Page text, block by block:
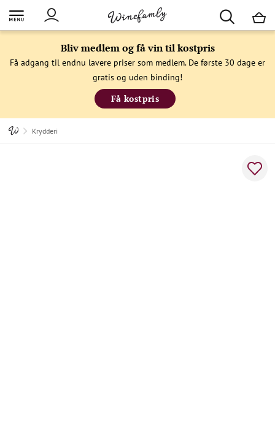
Bliv medlem og få vin til kostpris
Få adgang til endnu lavere priser som medlem. De første 30 dage er
gratis og uden binding!
Få kostpris
Krydderi